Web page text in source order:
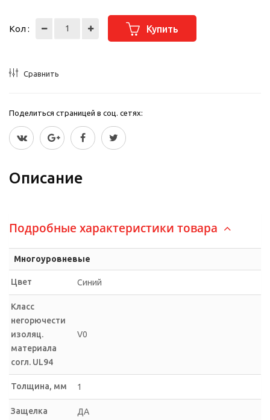
Кол : Купить
Сравнить
Поделиться страницей в соц. сетях:
Описание
Подробные характеристики товара
Многоуровневые
Цвет Синий
Класс
негорючести
изоляц.
материала
согл. UL94
V0
Толщина, мм 1
Защелка ДА